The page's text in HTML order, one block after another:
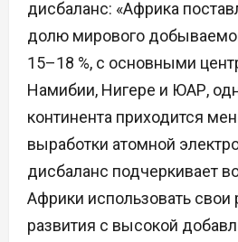
дисбаланс: «Африка
долю мирового
15–18 %, с основными
Намибии, Нигере и ЮАР,
континента приходится
выработки атомной
дисбаланс подчеркивает
Африки использовать
развития с высокой